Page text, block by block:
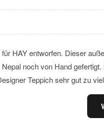
HAY entworfen. Dieser
noch von Hand
Teppich sehr gut zu